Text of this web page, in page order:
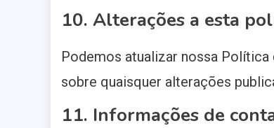
10. Alterações a esta
Podemos atualizar nossa
sobre quaisquer alterações
11. Informações de